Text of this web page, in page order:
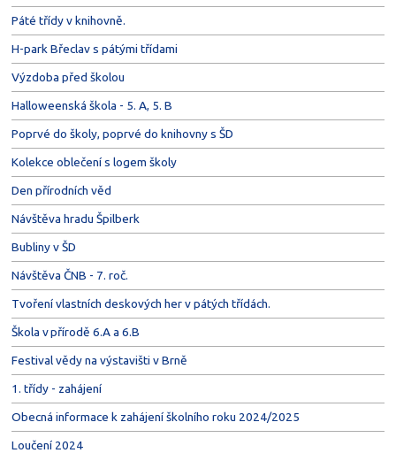
Páté třídy v knihovně.
H-park Břeclav s pátými třídami
Výzdoba před školou
Halloweenská škola - 5. A, 5. B
Poprvé do školy, poprvé do knihovny s ŠD
Kolekce oblečení s logem školy
Den přírodních věd
Návštěva hradu Špilberk
Bubliny v ŠD
Návštěva ČNB - 7. roč.
Tvoření vlastních deskových her v pátých třídách.
Škola v přírodě 6.A a 6.B
Festival vědy na výstavišti v Brně
1. třídy - zahájení
Obecná informace k zahájení školního roku 2024/2025
Loučení 2024